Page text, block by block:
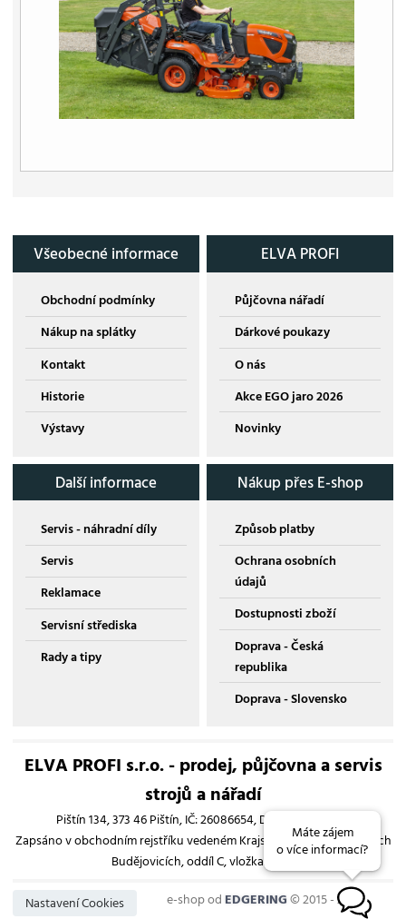
Všeobecné informace
Obchodní podmínky
Nákup na splátky
Kontakt
Historie
Výstavy
ELVA PROFI
Půjčovna nářadí
Dárkové poukazy
O nás
Akce EGO jaro 2026
Novinky
Další informace
Servis - náhradní díly
Servis
Reklamace
Servisní střediska
Rady a tipy
Nákup přes E-shop
Způsob platby
Ochrana osobních
údajů
Dostupnosti zboží
Doprava - Česká
republika
Doprava - Slovensko
ELVA PROFI s.r.o. - prodej, půjčovna a servis
strojů a nářadí
Pištín 134, 373 46 Pištín, IČ: 26086654, DIČ: CZ26086654
Zapsáno v obchodním rejstříku vedeném Krajským soudem v Českých
Budějovicích, oddíl C, vložka 13193
Nastavení Cookies e-shop odEDGERING© 2015 - 2026
Máte zájem
o více informací?
B